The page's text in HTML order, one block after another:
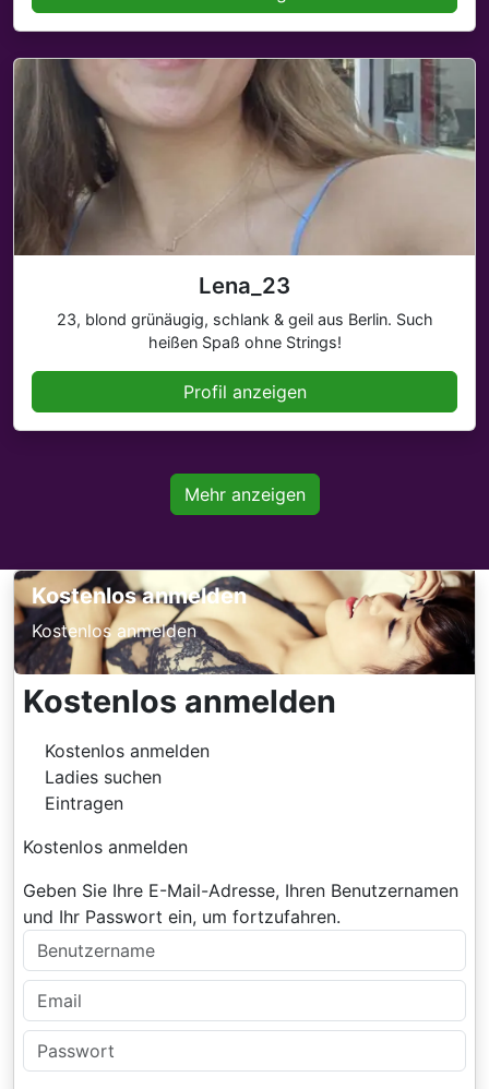
Lena_23
23, blond grünäugig, schlank & geil aus Berlin. Such
heißen Spaß ohne Strings!
Profil anzeigen
Mehr anzeigen
Kostenlos anmelden
Kostenlos anmelden
Kostenlos anmelden
Kostenlos anmelden
Ladies suchen
Eintragen
Kostenlos anmelden
Geben Sie Ihre E-Mail-Adresse, Ihren Benutzernamen
und Ihr Passwort ein, um fortzufahren.